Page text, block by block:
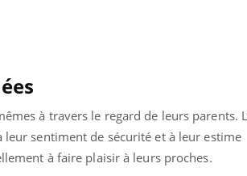
à travers le regard de leurs parents.
sentiment de sécurité et à leur estime
à faire plaisir à leurs proches.